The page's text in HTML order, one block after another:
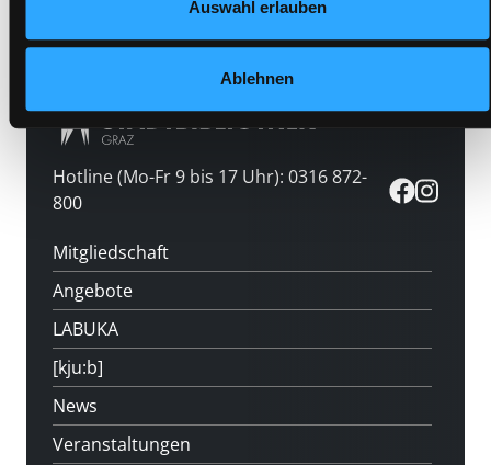
Auswahl erlauben
Ablehnen
Hotline (Mo-Fr 9 bis 17 Uhr): 0316 872-
800
Mitgliedschaft
Angebote
LABUKA
[kju:b]
News
Veranstaltungen